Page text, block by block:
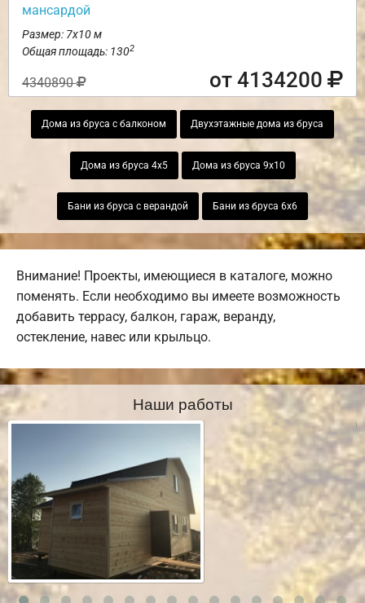
мансардой
Размер: 7х10 м
Общая площадь: 1302
4340890 от 4134200
Дома из бруса с балконом Двухэтажные дома из бруса
Дома из бруса 4х5 Дома из бруса 9х10
Бани из бруса с верандой Бани из бруса 6х6
Внимание! Проекты, имеющиеся в каталоге, можно
поменять. Если необходимо вы имеете возможность
добавить террасу, балкон, гараж, веранду,
остекление, навес или крыльцо.
Наши работы